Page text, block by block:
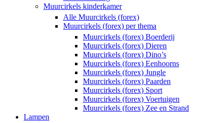
Muurcirkels kinderkamer
Alle Muurcirkels (forex)
Muurcirkels (forex) per thema
Muurcirkels (forex) Boerderij
Muurcirkels (forex) Dieren
Muurcirkels (forex) Dino’s
Muurcirkels (forex) Eenhoorns
Muurcirkels (forex) Jungle
Muurcirkels (forex) Paarden
Muurcirkels (forex) Sport
Muurcirkels (forex) Voertuigen
Muurcirkels (forex) Zee en Strand
Lampen